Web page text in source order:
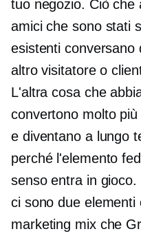
tuo negozio. Ciò che
amici che sono stati
esistenti conversano
altro visitatore o
L'altra cosa che
convertono molto
e diventano a lungo
perché l'elemento
senso entra in
ci sono due elementi
marketing mix che